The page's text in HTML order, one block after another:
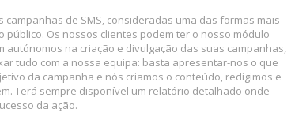
campanhas de SMS, consideradas uma das formas mais
público. Os nossos clientes podem ter o nosso módulo
autónomos na criação e divulgação das suas campanhas,
tudo com a nossa equipa: basta apresentar-nos o que
da campanha e nós criamos o conteúdo, redigimos e
Terá sempre disponível um relatório detalhado onde
da ação.